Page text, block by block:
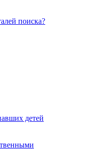
поиска?
детей